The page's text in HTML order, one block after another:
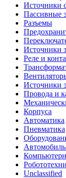
Источники
Пассивные
Разъeмы
Источники
Реле и
Источники
Провода и
Корпуса
Автоматика
Пневматика
Unclassified